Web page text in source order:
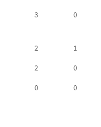
3 0
2 1
2 0
0 0